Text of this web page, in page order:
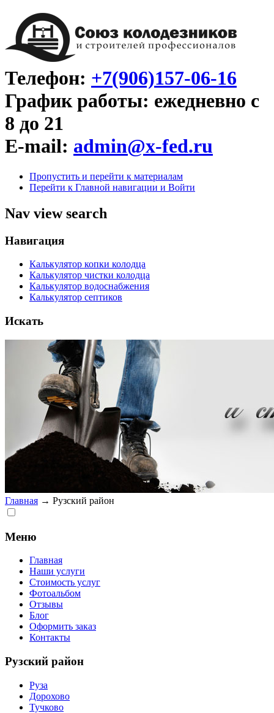
Телефон: +7(906)157-06-16
График работы: ежедневно с
8 до 21
E-mail: admin@x-fed.ru
Пропустить и перейти к материалам
Перейти к Главной навигации и Войти
Nav view search
Навигация
Калькулятор копки колодца
Калькулятор чистки колодца
Калькулятор водоснабжения
Калькулятор септиков
Искать
Главная → Рузский район
Меню
Главная
Наши услуги
Стоимость услуг
Фотоальбом
Отзывы
Блог
Оформить заказ
Контакты
Рузский район
Руза
Дорохово
Тучково